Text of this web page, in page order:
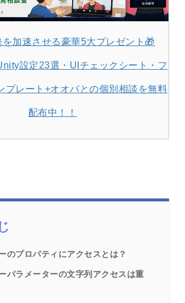
加速させる豪華5大プレゼント🎁
設定23選・UIチェックシート・フ
プレート+オオバとの個別相談を無料
配布中！！
のプロパティにアクセスとは？
パラメーターの文字列アクセスは重